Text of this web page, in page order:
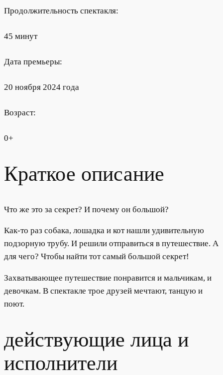
Продолжительность спектакля:
45 минут
Дата премьеры:
20 ноября 2024 года
Возраст:
0+
Краткое описание
Что же это за секрет? И почему он большой?
Как-то раз собака, лошадка и кот нашли удивительную
подзорную трубу. И решили отправиться в путешествие. А
для чего? Чтобы найти тот самый большой секрет!
Захватывающее путешествие понравится и мальчикам, и
девочкам. В спектакле трое друзей мечтают, танцую и
поют.
действующие лица и
исполнители